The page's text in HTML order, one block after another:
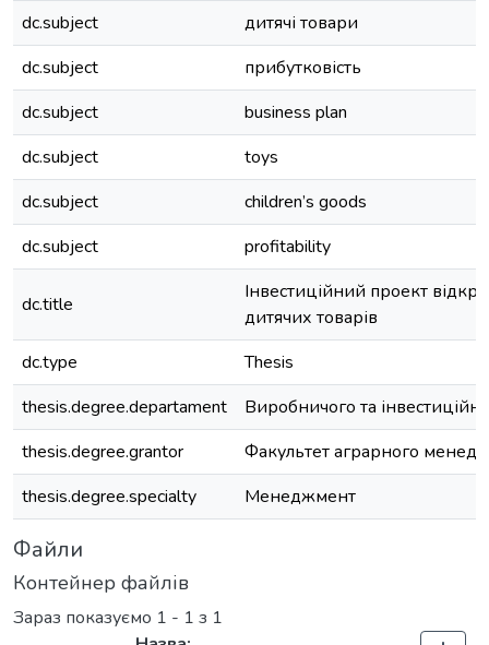
dc.subject
дитячі товари
dc.subject
прибутковість
dc.subject
business plan
dc.subject
toys
dc.subject
children’s goods
dc.subject
profitability
dc.title
Інвестиційний проект
дитячих товарів
dc.type
Thesis
thesis.degree.departament
Виробничого та
thesis.degree.grantor
Факультет аграрного
thesis.degree.specialty
Менеджмент
Файли
Контейнер файлів
Зараз показуємо 1 - 1 з 1